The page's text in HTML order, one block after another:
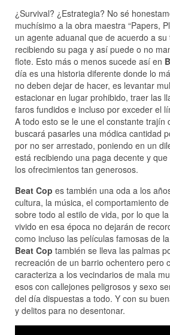
¿Survival? ¿Estrategia? No sé
muchísimo a la obra maestra “Papers,
un agente aduanal que de acuerdo a
recibiendo su paga y así puede o no
flote. Esto más o menos sucede así en
día es una historia diferente donde lo
no deben dejar de hacer, es levantar
estacionar en lugar prohibido, traer las
faros fundidos e incluso por exceder el
A todo esto se le une el constante trajín
buscará pasarles una módica cantidad
por no ser arrestado, poniendo en un
está recibiendo una paga decente y
los ofrecimientos tan generosos.
Beat Cop es también una oda a los
cultura, la música, el comportamiento
sobre todo al estilo de vida, por lo que
vivido en esa época no dejarán de
como incluso las películas famosas de
Beat Cop también se lleva las palmas
recreación de un barrio ochentero pero
caracteriza a los vecindarios de mala
esos con callejones peligrosos y sexo
del día dispuestas a todo. Y con su
y delitos para no desentonar.